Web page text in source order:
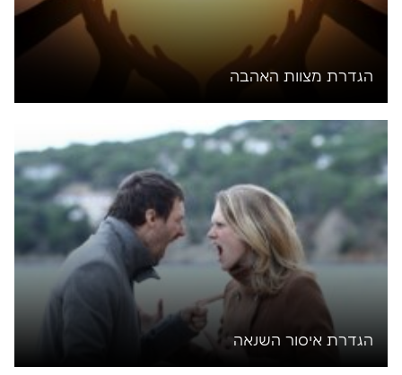
הגדרת מצוות האהבה
הגדרת איסור השנאה